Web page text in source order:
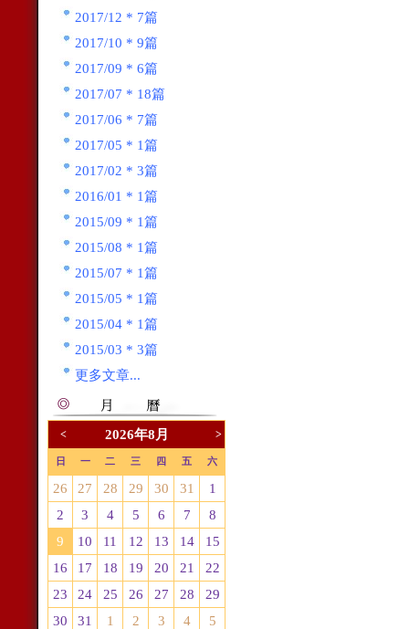
2017/12 * 7篇
2017/10 * 9篇
2017/09 * 6篇
2017/07 * 18篇
2017/06 * 7篇
2017/05 * 1篇
2017/02 * 3篇
2016/01 * 1篇
2015/09 * 1篇
2015/08 * 1篇
2015/07 * 1篇
2015/05 * 1篇
2015/04 * 1篇
2015/03 * 3篇
更多文章...
< 2026年8月 >
日 一 二 三 四 五 六
26 27 28 29 30 31
1
2
3 4 5 6 7
8
9
10 11 12 13 14
15
16
17 18 19 20 21
22
23
24 25 26 27 28
29
30
31 1 2 3 4 5